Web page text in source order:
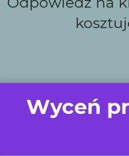
spełniających
wypoczynku i spotkań.
Wyceń